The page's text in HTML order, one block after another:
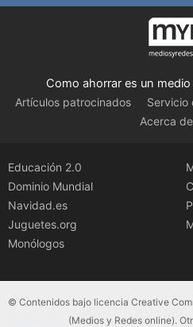
Como ahorrar es un medio
Artículos patrocinados Servicio
Acerca
Educación 2.0
Dominio Mundial
Navidad.es
Juguetes.org
Monólogos
© Contenidos bajo licencia Creative
(Medios y Redes online).